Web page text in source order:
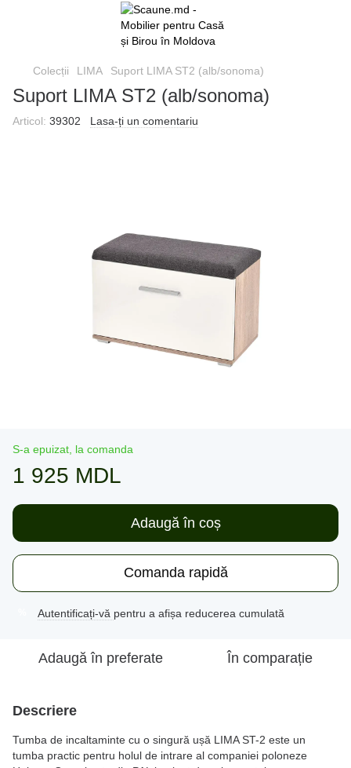
Colecții LIMA Suport LIMA ST2 (alb/sonoma)
Suport LIMA ST2 (alb/sonoma)
Articol: 39302 Lasa-ți un comentariu
S-a epuizat, la comanda
1 925 MDL
Adaugă în coș
Comanda rapidă
Autentificați-vă pentru a afișa reducerea cumulată
Adaugă în preferate În comparație
Descriere
Tumba de incaltaminte cu o singură ușă LIMA ST-2 este un
tumba practic pentru holul de intrare al companiei poloneze